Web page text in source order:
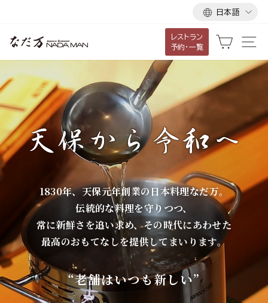
て
コ
テ
ン
ツ
る
言
語
日本語
な
だ
万
レストラン
予約・一覧
カート
1830年、天保元年創業の日本料理なだ万。
伝統的な料理を守りつつ、
常に新鮮さを追い求め、その時代にあわせた
最高のおもてなしを提供してまいります。
“老舗はいつも新しい”